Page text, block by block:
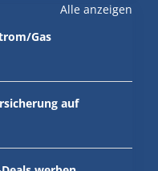
Alle anzeigen
Gas
auf